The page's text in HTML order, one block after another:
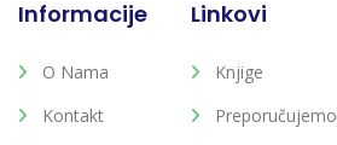
Informacije
O Nama
Kontakt
Linkovi
Knjige
Preporučujemo